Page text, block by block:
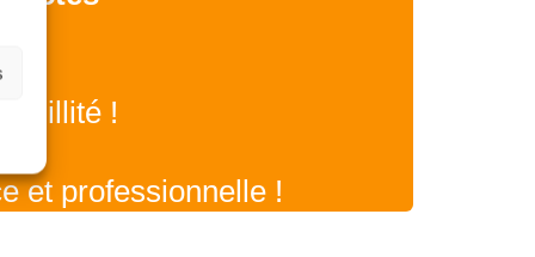
!
et professionnelle !